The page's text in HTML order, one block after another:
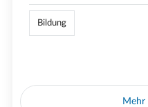
Bildung
Mehr